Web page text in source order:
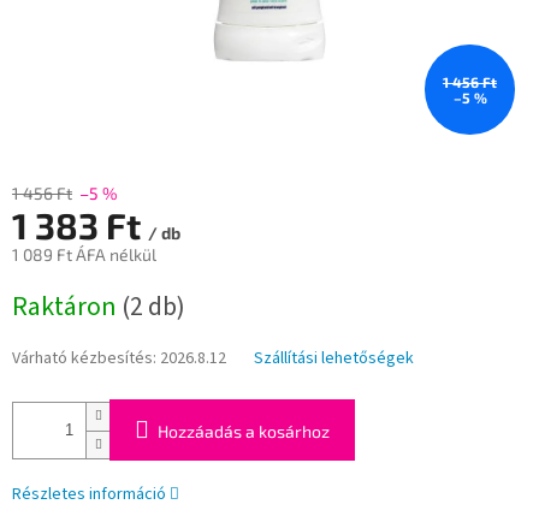
1 456 Ft
–5 %
1 456 Ft –5 %
1 383 Ft / db
1 089 Ft ÁFA nélkül
Raktáron (2 db)
Várható kézbesítés: 2026.8.12 Szállítási lehetőségek
Hozzáadás a kosárhoz
Részletes információ